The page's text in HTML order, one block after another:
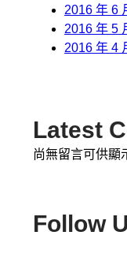
2016 年 6
2016 年 5
2016 年 4
Latest
尚無留言可供顯
Follow